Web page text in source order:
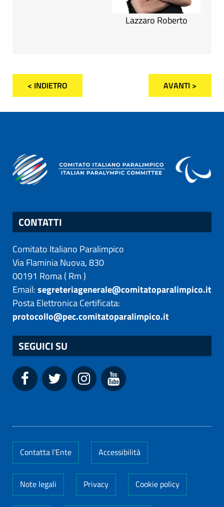
Lazzaro Roberto
< INDIETRO AVANTI >
CONTATTI
Comitato Italiano Paralimpico
Via Flaminia Nuova, 830
00191 Roma( Rm)
Email:segreteriagenerale@comitatoparalimpico.it
Posta Elettronica Certificata:
protocollo@pec.comitatoparalimpico.it
SEGUICI SU
Contatta l'Ente Accessibilità
Note legali Privacy Cookie policy